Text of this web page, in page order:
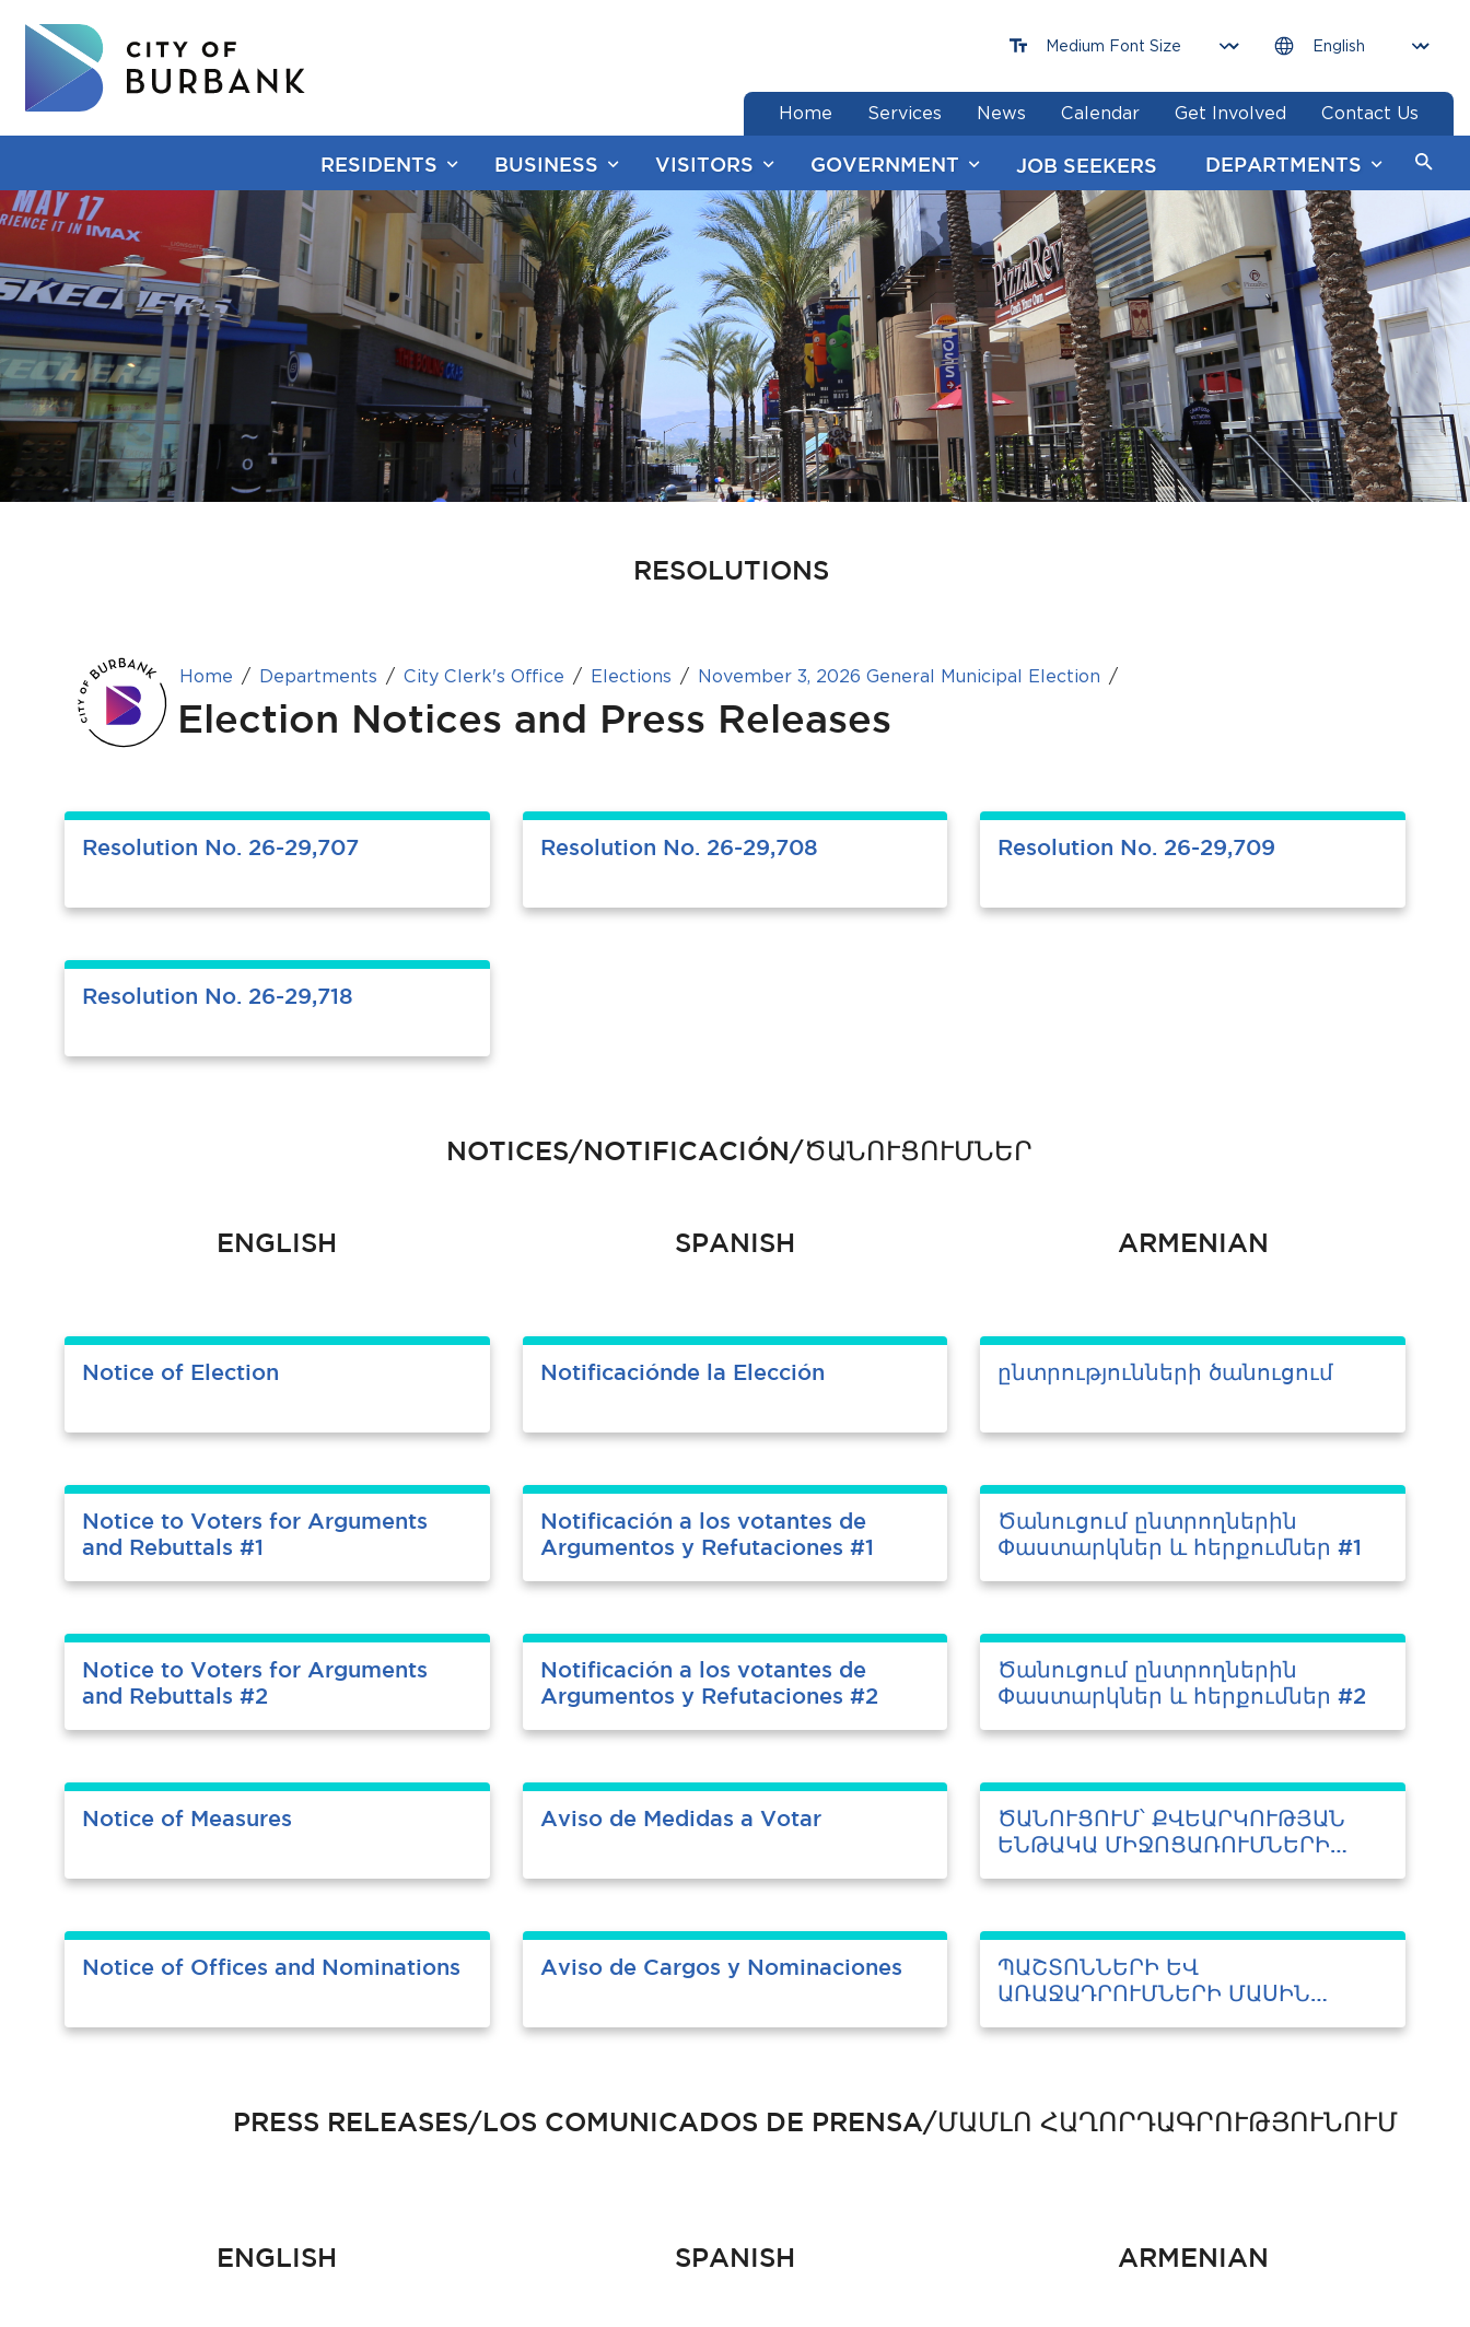
RESIDENTS BUSINESS VISITORS GOVERNMENT JOB SEEKERS DEPARTMENTS
Home Services News Calendar Get Involved Contact Us
end of menu
RESOLUTIONS
Home Departments City Clerk's Office Elections November 3, 2026 General Municipal Election
Election Notices and Press Releases
Resolution No. 26-29,707 Resolution No. 26-29,708 Resolution No. 26-29,709
Resolution No. 26-29,718
NOTICES/NOTIFICACIÓN/ԾԱՆՈՒՑՈՒՄՆԵՐ
ENGLISH SPANISH ARMENIAN
Notice of Election Notificaciónde la Elección ընտրությունների ծանուցում
Notice to Voters for Arguments
and Rebuttals #1
Notificación a los votantes de
Argumentos y Refutaciones #1
Ծանուցում ընտրողներին
Փաստարկներ և հերքումներ #1
Notice to Voters for Arguments
and Rebuttals #2
Notificación a los votantes de
Argumentos y Refutaciones #2
Ծանուցում ընտրողներին
Փաստարկներ և հերքումներ #2
Notice of Measures Aviso de Medidas a Votar
ԾԱՆՈՒՑՈՒՄ՝ ՔՎԵԱՐԿՈՒԹՅԱՆ
ԵՆԹԱԿԱ ՄԻՋՈՑԱՌՈՒՄՆԵՐԻ
Notice of Offices and Nominations Aviso de Cargos y Nominaciones
ՊԱՇՏՈՆՆԵՐԻ ԵՎ
ԱՌԱՋԱԴՐՈՒՄՆԵՐԻ ՄԱՍԻՆ
PRESS RELEASES/LOS COMUNICADOS DE PRENSA/ՄԱՄԼՈ ՀԱՂՈՐԴԱԳՐՈՒԹՅՈՒՆՈՒՄ
ENGLISH SPANISH ARMENIAN